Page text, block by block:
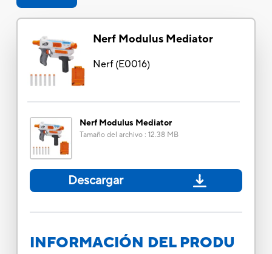
Nerf Modulus Mediator
Nerf(E0016)
Nerf Modulus Mediator
Tamaño del archivo: 12.38 MB
Descargar
INFORMACIÓN DEL PRODU